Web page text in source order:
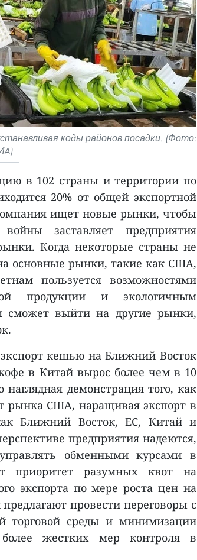
коды районов посадки. (Фото:
в 102 страны и территории по
20% от общей экспортной
ищет новые рынки, чтобы
заставляет предприятия
Когда некоторые страны не
основные рынки, такие как США,
пользуется возможностями
продукции и экологичным
сможет выйти на другие рынки,
кешью на Ближний Восток
в Китай вырос более чем в 10
демонстрация того, как
рынка США, наращивая экспорт в
Ближний Восток, ЕС, Китай и
предприятия надеются,
обменными курсами в
приоритет разумных квот на
экспорта по мере роста цен на
провести переговоры с
торговой среды и минимизации
жестких мер контроля в